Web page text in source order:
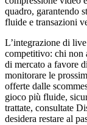
quadro, garantendo
fluide e transazioni
L’integrazione di
competitivo: chi non
di mercato a favore
monitorare le
offerte dalle
gioco più fluide,
trattate, consultate
desidera restare al